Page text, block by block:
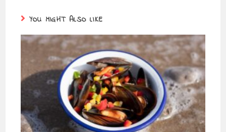
YOU MIGHT ALSO LIKE